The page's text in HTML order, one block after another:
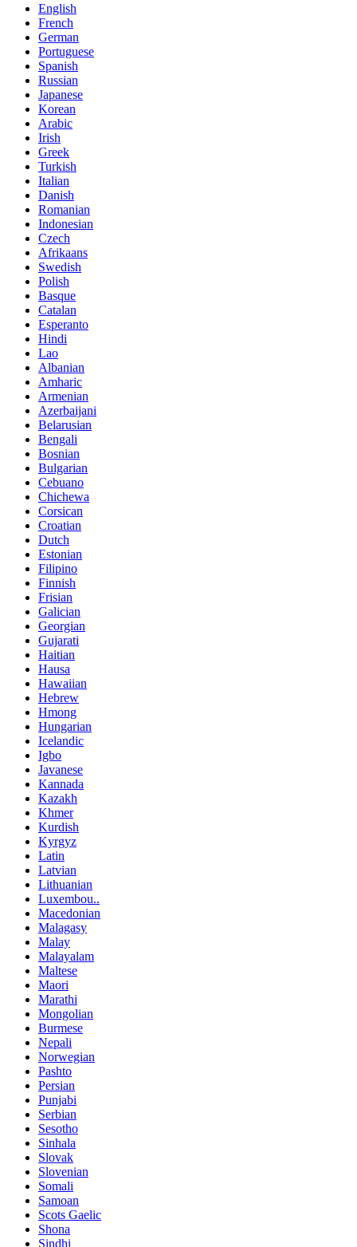
English
French
German
Portuguese
Spanish
Russian
Japanese
Korean
Arabic
Irish
Greek
Turkish
Italian
Danish
Romanian
Indonesian
Czech
Afrikaans
Swedish
Polish
Basque
Catalan
Esperanto
Hindi
Lao
Albanian
Amharic
Armenian
Azerbaijani
Belarusian
Bengali
Bosnian
Bulgarian
Cebuano
Chichewa
Corsican
Croatian
Dutch
Estonian
Filipino
Finnish
Frisian
Galician
Georgian
Gujarati
Haitian
Hausa
Hawaiian
Hebrew
Hmong
Hungarian
Icelandic
Igbo
Javanese
Kannada
Kazakh
Khmer
Kurdish
Kyrgyz
Latin
Latvian
Lithuanian
Luxembou..
Macedonian
Malagasy
Malay
Malayalam
Maltese
Maori
Marathi
Mongolian
Burmese
Nepali
Norwegian
Pashto
Persian
Punjabi
Serbian
Sesotho
Sinhala
Slovak
Slovenian
Somali
Samoan
Scots Gaelic
Shona
Sindhi